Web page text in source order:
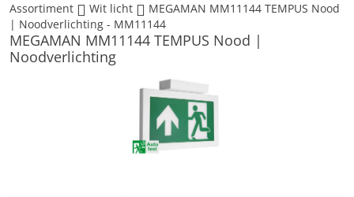
Assortiment Wit licht
MEGAMAN MM11144 TEMPUS Nood
| Noodverlichting - MM11144
MEGAMAN MM11144 TEMPUS Nood |
Noodverlichting